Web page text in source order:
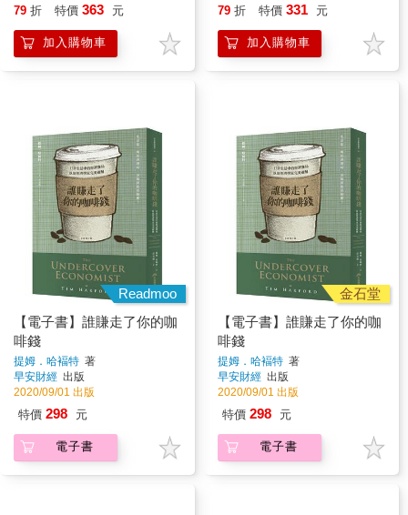
79 折 特價 363 元
加入購物車
79 折 特價 331 元
加入購物車
Readmoo
【電子書】誰賺走了你的咖
啡錢
提姆．哈褔特 著
早安財經 出版
2020/09/01 出版
特價 298 元
電子書
金石堂
【電子書】誰賺走了你的咖
啡錢
提姆．哈褔特 著
早安財經 出版
2020/09/01 出版
特價 298 元
電子書